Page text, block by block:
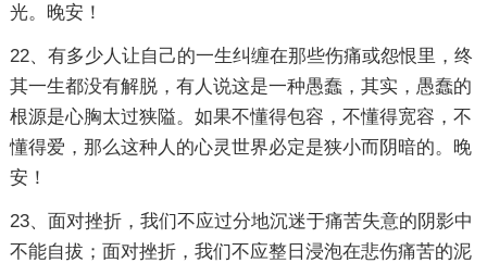
光。晚安！
22、有多少人让自己的一生纠缠在那些伤痛或怨恨里，终
其一生都没有解脱，有人说这是一种愚蠢，其实，愚蠢的
根源是心胸太过狭隘。如果不懂得包容，不懂得宽容，不
懂得爱，那么这种人的心灵世界必定是狭小而阴暗的。晚
安！
23、面对挫折，我们不应过分地沉迷于痛苦失意的阴影中
不能自拔；面对挫折，我们不应整日浸泡在悲伤痛苦的泥